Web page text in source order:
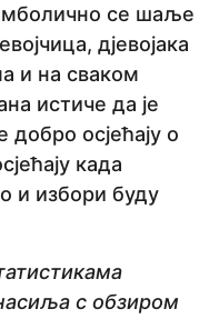
се шаље
дјевојака
и на сваком
истиче да је
осјећају о
када
и избори буду
с обзиром